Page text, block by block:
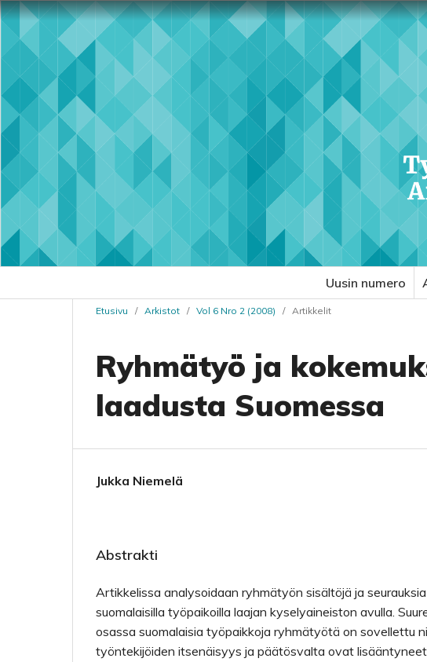
Uusin numero
Etusivu / Arkistot / Vol 6 Nro 2 (2008) / Artikkelit
Ryhmätyö ja
laadusta Suomessa
Jukka Niemelä
Abstrakti
Artikkelissa analysoidaan ryhmätyön sisältöjä ja seurauksia
suomalaisilla työpaikoilla laajan kyselyaineiston avulla.
osassa suomalaisia työpaikkoja ryhmätyötä on sovellettu
työntekijöiden itsenäisyys ja päätösvalta ovat